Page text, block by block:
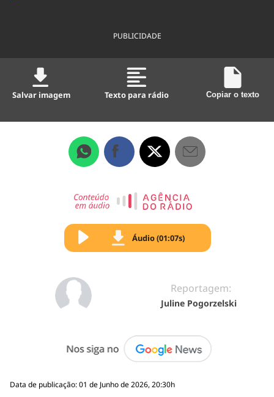
PUBLICIDADE
Salvar imagem Texto para rádio Copiar o texto
Áudio (01:07s)
Reportagem:
Juline Pogorzelski
Data de publicação: 01 de Junho de 2026, 20:30h